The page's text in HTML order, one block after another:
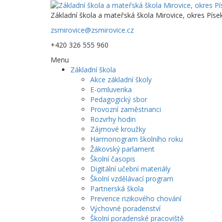
Základní škola a mateřská škola Mirovice, okres
zsmirovice@zsmirovice.cz
+420 326 555 960
Menu
Základní škola
Akce základní školy
E-omluvenka
Pedagogický sbor
Provozní zaměstnanci
Rozvrhy hodin
Zájmové kroužky
Harmonogram školního roku
Žákovský parlament
Školní časopis
Digitální učební materiály
Školní vzdělávací program
Partnerská škola
Prevence rizikového chování
Výchovné poradenství
Školní poradenské pracoviště